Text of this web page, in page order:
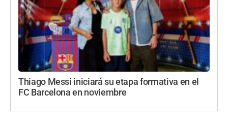
Thiago Messi iniciará su etapa formativa en el
FC Barcelona en noviembre